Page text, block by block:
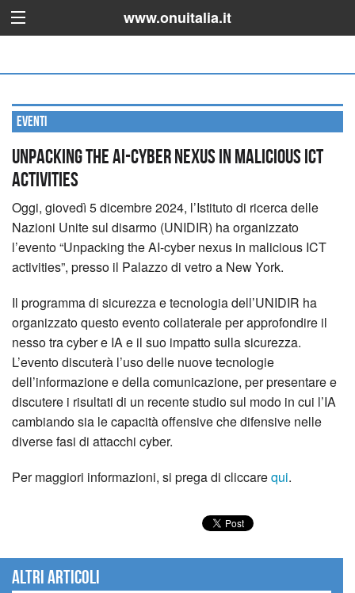
www.onuitalia.it
Eventi
Unpacking the AI-cyber nexus in malicious ICT
activities
Oggi, giovedì 5 dicembre 2024, l’Istituto di ricerca delle
Nazioni Unite sul disarmo (UNIDIR) ha organizzato
l’evento “Unpacking the AI-cyber nexus in malicious ICT
activities”, presso il Palazzo di vetro a New York.
Il programma di sicurezza e tecnologia dell’UNIDIR ha
organizzato questo evento collaterale per approfondire il
nesso tra cyber e IA e il suo impatto sulla sicurezza.
L’evento discuterà l’uso delle nuove tecnologie
dell’informazione e della comunicazione, per presentare e
discutere i risultati di un recente studio sul modo in cui l’IA
cambiando sia le capacità offensive che difensive nelle
diverse fasi di attacchi cyber.
Per maggiori informazioni, si prega di cliccarequi.
Altri articoli